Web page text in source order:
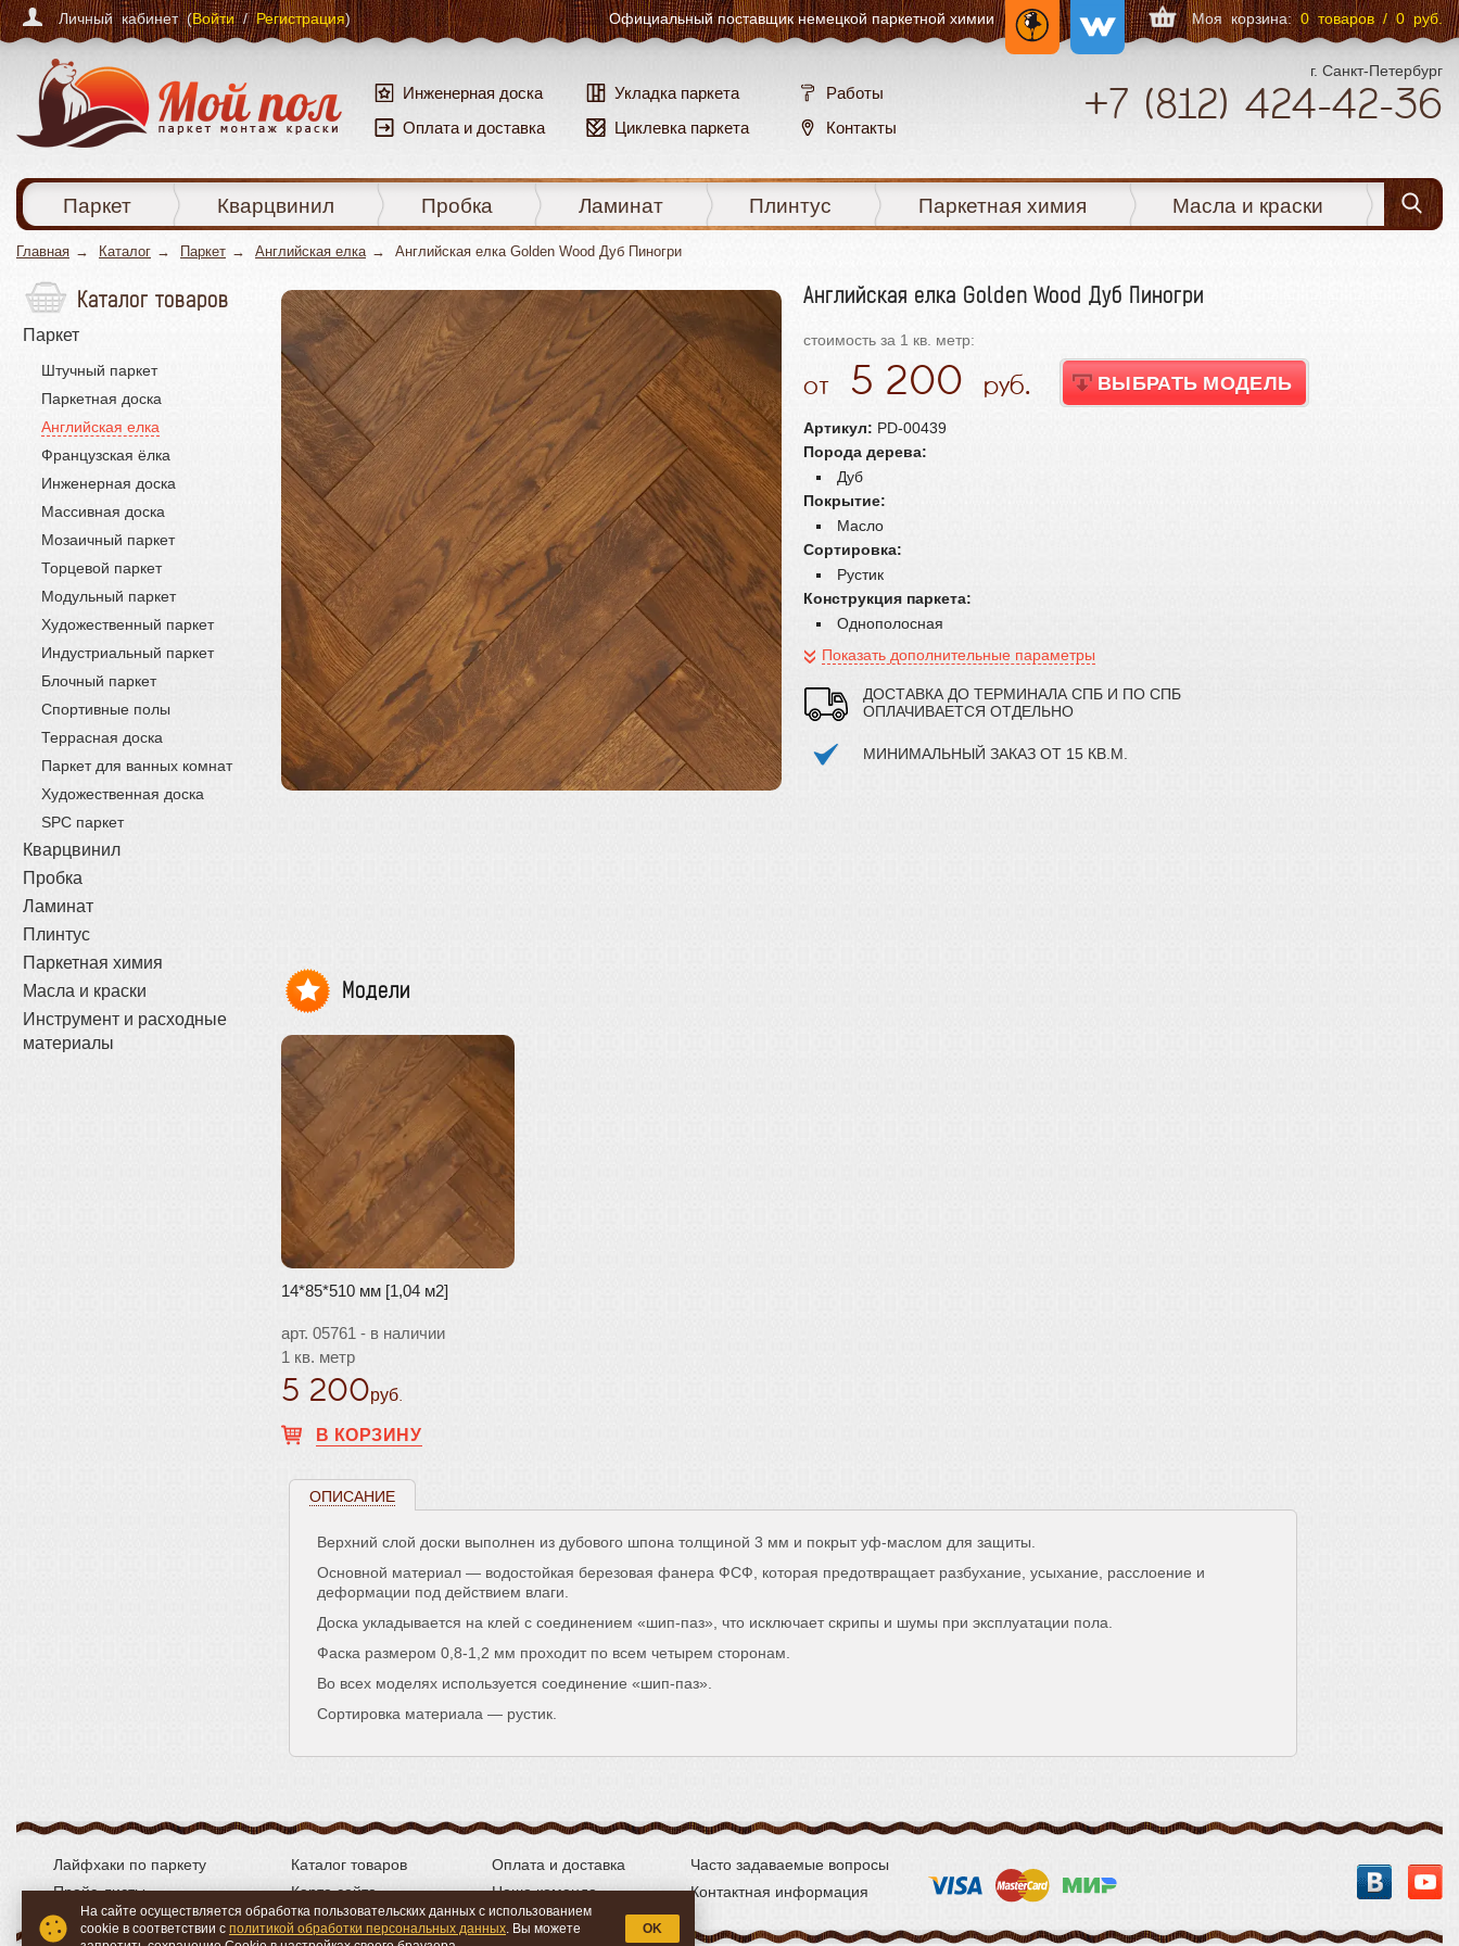
Моя корзина:0 товаров / 0 руб.
Личный кабинет (Войти/Регистрация) Официальный поставщикнемецкой паркетной химии
Инженерная доска
Оплата и доставка
Укладка паркета
Циклевка паркета
Работы
Контакты
г. Санкт-Петербург
+7 (812) 424-42-36
Паркет Кварцвинил Пробка Ламинат Плинтус Паркетная химия Масла и краски
Главная Каталог Паркет Английская елка Английская елка Golden Wood Дуб Пиногри
Каталог товаров
Паркет
Штучный паркет
Паркетная доска
Английская елка
Французская ёлка
Инженерная доска
Массивная доска
Мозаичный паркет
Торцевой паркет
Модульный паркет
Художественный паркет
Индустриальный паркет
Блочный паркет
Спортивные полы
Террасная доска
Паркет для ванных комнат
Художественная доска
SPC паркет
Кварцвинил
Пробка
Ламинат
Плинтус
Паркетная химия
Масла и краски
Инструмент и расходные
материалы
Английская елка Golden Wood Дуб Пиногри
стоимость за 1 кв. метр:
5 200 ВЫБРАТЬ МОДЕЛЬ
Артикул: PD-00439
Порода дерева:
Дуб
Покрытие:
Масло
Сортировка:
Рустик
Конструкция паркета:
Однополосная
Показать дополнительные параметры
ДОСТАВКА ДО ТЕРМИНАЛА СПБ И ПО СПБ
ОПЛАЧИВАЕТСЯ ОТДЕЛЬНО
МИНИМАЛЬНЫЙ ЗАКАЗ ОТ 15 КВ.М.
Модели
14*85*510 мм [1,04 м2]
арт. 05761 - в наличии
1 кв. метр
5 200руб.
В КОРЗИНУ
ОПИСАНИЕ
Верхний слой доски выполнен из дубового шпона толщиной 3 мм и покрыт уф-маслом для защиты.
Основной материал — водостойкая березовая фанера ФСФ, которая предотвращает разбухание, усыхание, расслоение и
деформации под действием влаги.
Доска укладывается на клей с соединением «шип-паз», что исключает скрипы и шумы при эксплуатации пола.
Фаска размером 0,8-1,2 мм проходит по всем четырем сторонам.
Во всех моделях используется соединение «шип-паз».
Сортировка материала — рустик.
Лайфхаки по паркету Каталог товаров Оплата и доставка
Часто задаваемые вопросы
Прайс-листы
Карта сайта Наша команда Контактная информация
На сайте осуществляется обработка пользовательских данных с использованием
cookie в соответствии с политикой обработки персональных данных. Вы можете
OK